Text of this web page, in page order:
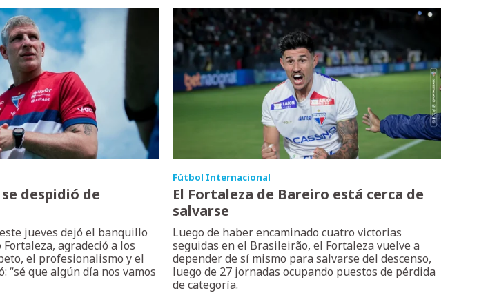
despidió de
jueves dejó el banquillo
agradeció a los
el profesionalismo y el
“sé que algún día nos vamos
Fútbol Internacional
El Fortaleza de Bareiro está cerca de
salvarse
Luego de haber encaminado cuatro victorias
seguidas en el Brasileirão, el Fortaleza vuelve a
depender de sí mismo para salvarse del descenso,
luego de 27 jornadas ocupando puestos de pérdida
de categoría.